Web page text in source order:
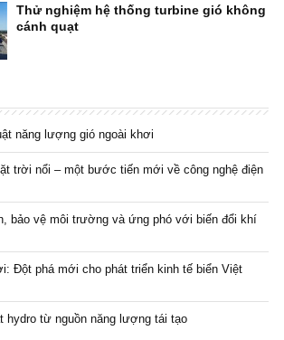
Thử nghiệm hệ thống turbine gió không
cánh quạt
năng lượng gió ngoài khơi
trời nổi – một bước tiến mới về công nghệ điện
bảo vệ môi trường và ứng phó với biến đổi khí
Đột phá mới cho phát triển kinh tế biển Việt
hydro từ nguồn năng lượng tái tạo